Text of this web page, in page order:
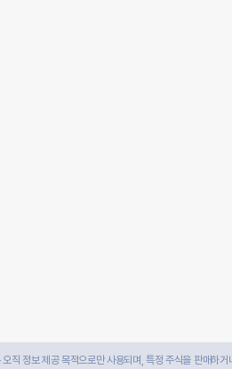
직 정보 제공 목적으로만 사용되며, 특정 주식을 판매하